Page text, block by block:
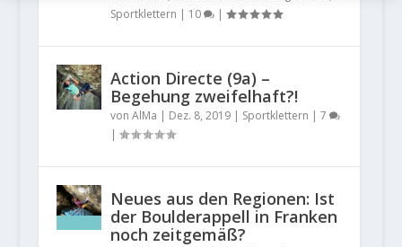
Sportklettern | 10 |
Action Directe (9a) –
Begehung zweifelhaft?!
von AlMa | Dez. 8, 2019| Sportklettern | 7
|
Neues aus den Regionen: Ist
der Boulderappell in Franken
noch zeitgemäß?